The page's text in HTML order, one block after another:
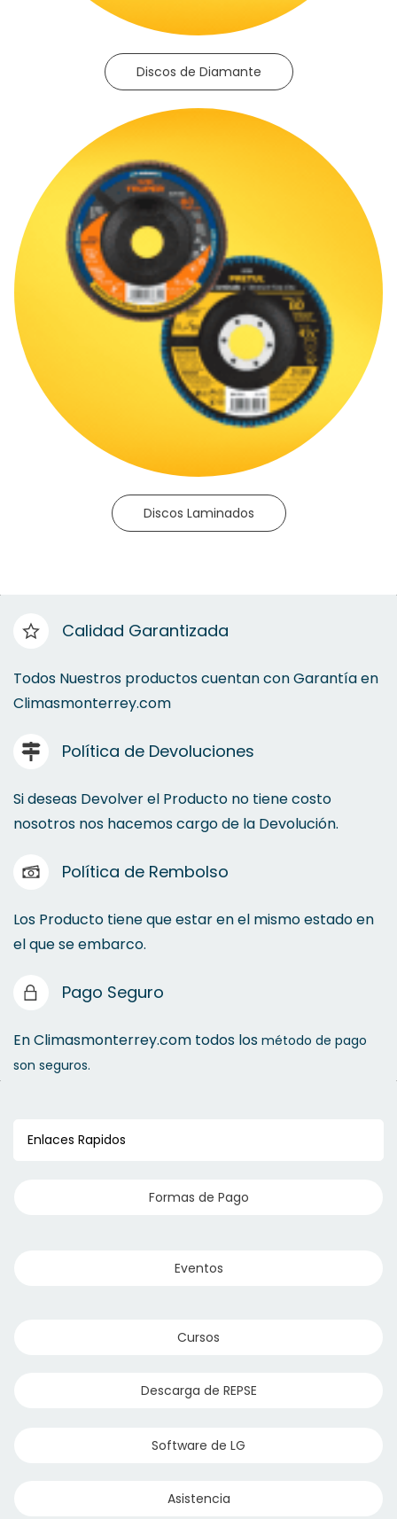
Discos de Diamante
Discos Laminados
Calidad Garantizada
Todos Nuestros productos cuentan con Garantía en
Climasmonterrey.com
Política de Devoluciones
Si deseas Devolver el Producto no tiene costo
nosotros nos hacemos cargo de la Devolución.
Política de Rembolso
Los Producto tiene que estar en el mismo estado en
el que se embarco.
Pago Seguro
En Climasmonterrey.com todos los método de pago
son seguros.
Enlaces Rapidos
Formas de Pago
Eventos
Cursos
Descarga de REPSE
Software de LG
Asistencia